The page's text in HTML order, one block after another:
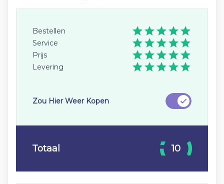
Bestellen
Service
Prijs
Levering
Zou Hier Weer Kopen
Totaal 10